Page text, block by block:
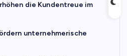
die Kundentreue im
unternehmerische